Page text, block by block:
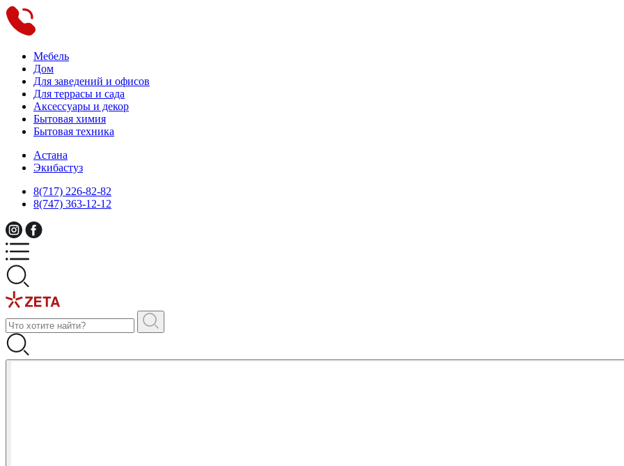
Мебель
Дом
Для заведений и офисов
Для террасы и сада
Аксессуары и декор
Бытовая химия
Бытовая техника
Астана
Экибастуз
8(717) 226-82-82
8(747) 363-12-12